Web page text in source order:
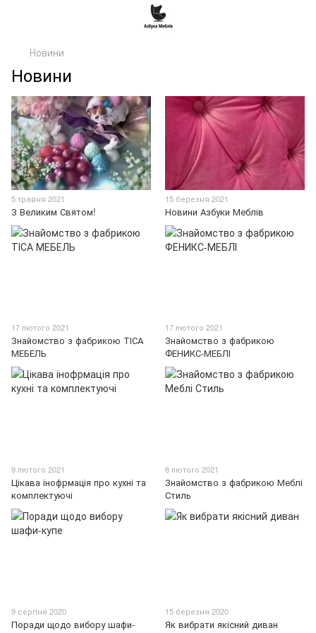
Новини
Новини
5 травня 2021
З Великим Святом!
15 березня 2021
Новини Азбуки Меблів
17 лютого 2021
Знайомство з фабрикою ТІСА
МЕБЕЛЬ
17 лютого 2021
Знайомство з фабрикою
ФЕНИКС-МЕБЛІ
9 лютого 2021
Цікава інофрмація про кухні та
комплектуючі
8 лютого 2021
Знайомство з фабрикою Меблі
Стиль
9 серпня 2020
Поради щодо вибору шафи-
15 березня 2020
Як вибрати якісний диван